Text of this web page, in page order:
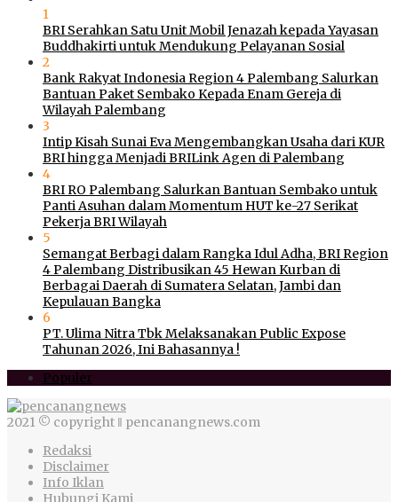
1
BRI Serahkan Satu Unit Mobil Jenazah kepada Yayasan
Buddhakirti untuk Mendukung Pelayanan Sosial
2
Bank Rakyat Indonesia Region 4 Palembang Salurkan
Bantuan Paket Sembako Kepada Enam Gereja di
Wilayah Palembang
3
Intip Kisah Sunai Eva Mengembangkan Usaha dari KUR
BRI hingga Menjadi BRILink Agen di Palembang
4
BRI RO Palembang Salurkan Bantuan Sembako untuk
Panti Asuhan dalam Momentum HUT ke-27 Serikat
Pekerja BRI Wilayah
5
Semangat Berbagi dalam Rangka Idul Adha, BRI Region
4 Palembang Distribusikan 45 Hewan Kurban di
Berbagai Daerah di Sumatera Selatan, Jambi dan
Kepulauan Bangka
6
PT. Ulima Nitra Tbk Melaksanakan Public Expose
Tahunan 2026, Ini Bahasannya !
Populer
2021 © copyright ‖ pencanangnews.com
Redaksi
Disclaimer
Info Iklan
Hubungi Kami